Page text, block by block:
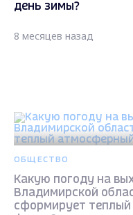
день зимы?
8 месяцев назад
ОБЩЕСТВО
Какую погоду на
Владимирской
сформирует